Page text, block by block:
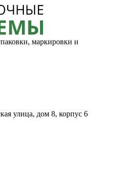
маркировки и
улица, дом 8, корпус 6